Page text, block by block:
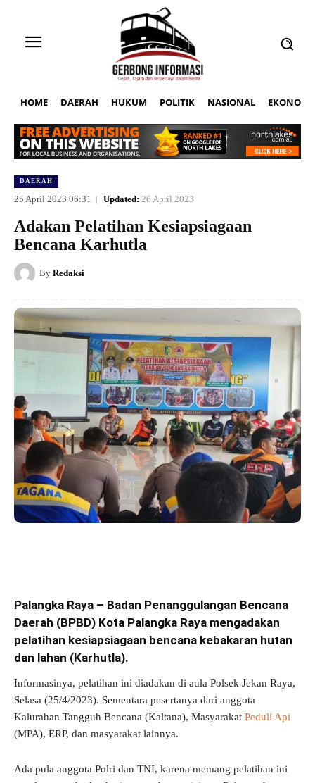
HOME DAERAH HUKUM POLITIK NASIONAL EKONOMI
DAERAH
25 April 2023 06:31 Updated: 26 April 2023
Adakan Pelatihan Kesiapsiagaan
Bencana Karhutla
By Redaksi
Palangka Raya – Badan Penanggulangan Bencana
Daerah (BPBD) Kota Palangka Raya mengadakan
pelatihan kesiapsiagaan bencana kebakaran hutan
dan lahan (Karhutla).
Informasinya, pelatihan ini diadakan di aula Polsek Jekan Raya,
Selasa (25/4/2023). Sementara pesertanya dari anggota
Kalurahan Tangguh Bencana (Kaltana), Masyarakat Peduli Api
(MPA), ERP, dan masyarakat lainnya.
Ada pula anggota Polri dan TNI, karena memang pelatihan ini